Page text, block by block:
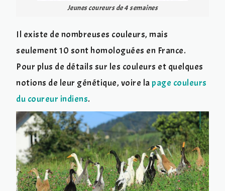
Jeunes coureurs de 4 semaines
Il existe de nombreuses couleurs, mais
seulement 10 sont homologuées en France.
Pour plus de détails sur les couleurs et quelques
notions de leur génétique, voire lapage couleurs
du coureur indiens.